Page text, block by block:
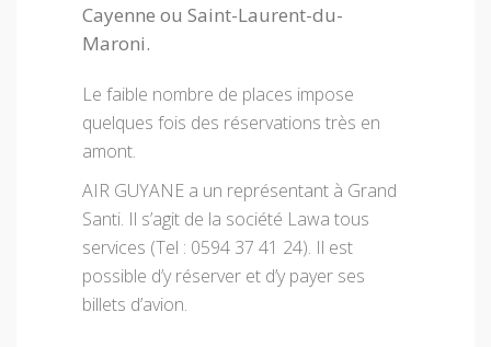
Cayenne ou Saint-Laurent-du-
Maroni.
Le faible nombre de places impose
quelques fois des réservations très en
amont.
AIR GUYANE a un représentant à Grand
Santi. Il s’agit de la société Lawa tous
services (Tel : 0594 37 41 24). Il est
possible d’y réserver et d’y payer ses
billets d’avion.